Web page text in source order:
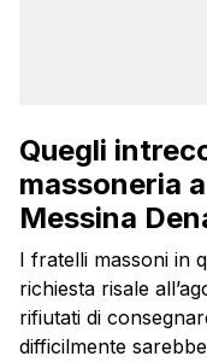
Quegli
massoneria
Messina
I fratelli massoni in
richiesta risale
rifiutati di
difficilmente